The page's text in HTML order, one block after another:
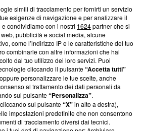
trasparenti su Blasting
editoriali e su come ci impegniamo a
afferma la nostra aderenza a
Integrity’Blasting News non è
ma ha richiesto di farne
ha ancora effettuato una verifica di
simili di tracciamento per fornirti un servizio
esigenze di navigazione e per analizzare il
condividiamo con i nostri 1624partner che si
pubblicità e social media, alcune
come l’indirizzo IP e le caratteristiche del tuo
combinarle con altre informazioni che hai
dal tuo utilizzo dei loro servizi. Puoi
cliccando il pulsante“Accetta tutti”
personalizzare le tue scelte, anche
al trattamento dei dati personali da
sul pulsante“Personalizza”.
sul pulsante“X”in alto a destra),
impostazioni predefinite che non consentono
di tracciamento diversi dai tecnici.